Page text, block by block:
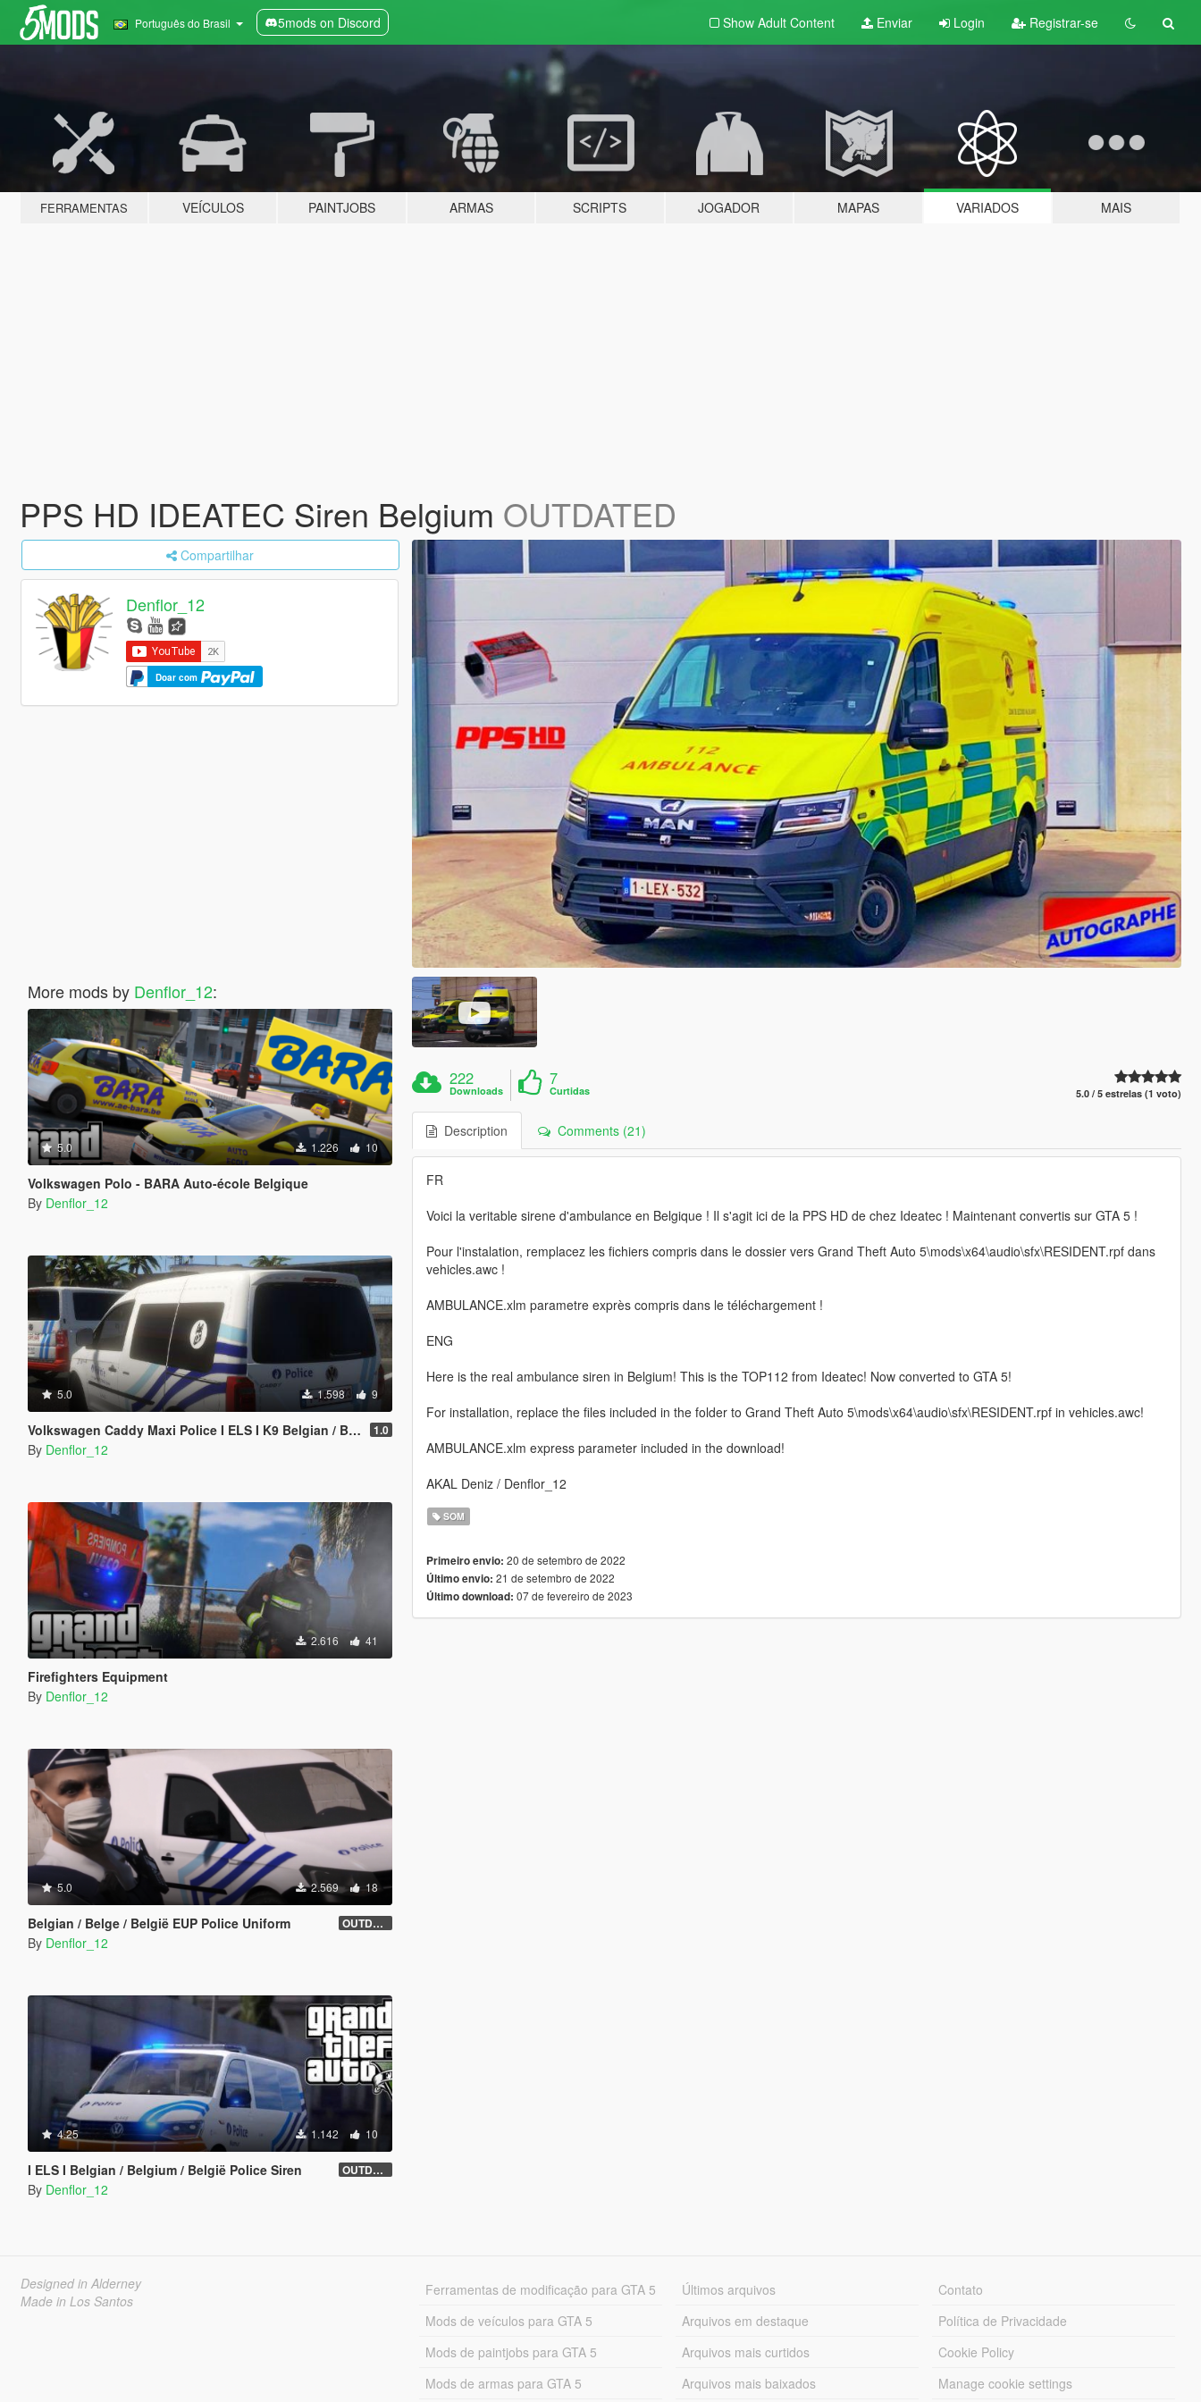
Português do Brasil 5mods on Discord Show Adult Content Enviar Login Registrar-se
FERRAMENTAS VEÍCULOS PAINTJOBS ARMAS SCRIPTS JOGADOR MAPAS VARIADOS MAIS
PPS HD IDEATEC Siren Belgium OUTDATED
Compartilhar
Denflor_12
Doar com
More mods by Denflor_12:
5.0 1.226 10
Volkswagen Polo - BARA Auto-école Belgique
By Denflor_12
5.0 1.598 9
Volkswagen Caddy Maxi Police I ELS I K9 Belgian / België 1.0
By Denflor_12
2.616 41
Firefighters Equipment
By Denflor_12
5.0 2.569 18
Belgian / Belge / België EUP Police Uniform OUTDATED
By Denflor_12
4.25 1.142 10
I ELS I Belgian / Belgium / België Police Siren OUTDATED
By Denflor_12
222
Downloads
7
Curtidas 5.0 / 5 estrelas (1 voto)
Description Comments (21)
FR
Voici la veritable sirene d'ambulance en Belgique ! Il s'agit ici de la PPS HD de chez Ideatec ! Maintenant convertis sur GTA 5 !
Pour l'instalation, remplacez les fichiers compris dans le dossier vers Grand Theft Auto 5\mods\x64\audio\sfx\RESIDENT.rpf dans
vehicles.awc !
AMBULANCE.xlm parametre exprès compris dans le téléchargement !
ENG
Here is the real ambulance siren in Belgium! This is the TOP112 from Ideatec! Now converted to GTA 5!
For installation, replace the files included in the folder to Grand Theft Auto 5\mods\x64\audio\sfx\RESIDENT.rpf in vehicles.awc!
AMBULANCE.xlm express parameter included in the download!
AKAL Deniz / Denflor_12
SOM
Primeiro envio: 20 de setembro de 2022
Último envio: 21 de setembro de 2022
Último download: 07 de fevereiro de 2023
Designed in Alderney
Made in Los Santos
Ferramentas de modificação para GTA 5
Mods de veículos para GTA 5
Mods de paintjobs para GTA 5
Mods de armas para GTA 5
Últimos arquivos
Arquivos em destaque
Arquivos mais curtidos
Arquivos mais baixados
Contato
Política de Privacidade
Cookie Policy
Manage cookie settings